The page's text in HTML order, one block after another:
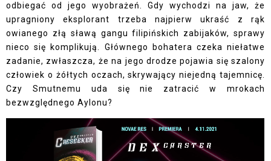
odbiegać od jego wyobrażeń. Gdy wychodzi na jaw, że
upragniony eksplorant trzeba najpierw ukraść z rąk
owianego złą sławą gangu filipińskich zabijaków, sprawy
nieco się komplikują. Głównego bohatera czeka niełatwe
zadanie, zwłaszcza, że na jego drodze pojawia się szalony
człowiek o żółtych oczach, skrywający niejedną tajemnicę.
Czy Smutnemu uda się nie zatracić w mrokach
bezwzględnego Aylonu?